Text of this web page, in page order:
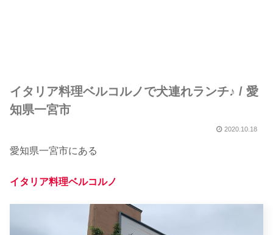
イタリア料理ベルコルノで犬連れランチ♪ / 愛
知県一宮市
2020.10.18
愛知県一宮市にある
イタリア料理ベルコルノ